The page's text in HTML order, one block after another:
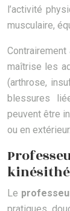
l’activité
musculaire,
maîtrise les
(arthrose,
blessures
peuvent être
ou en extérieur.
Le